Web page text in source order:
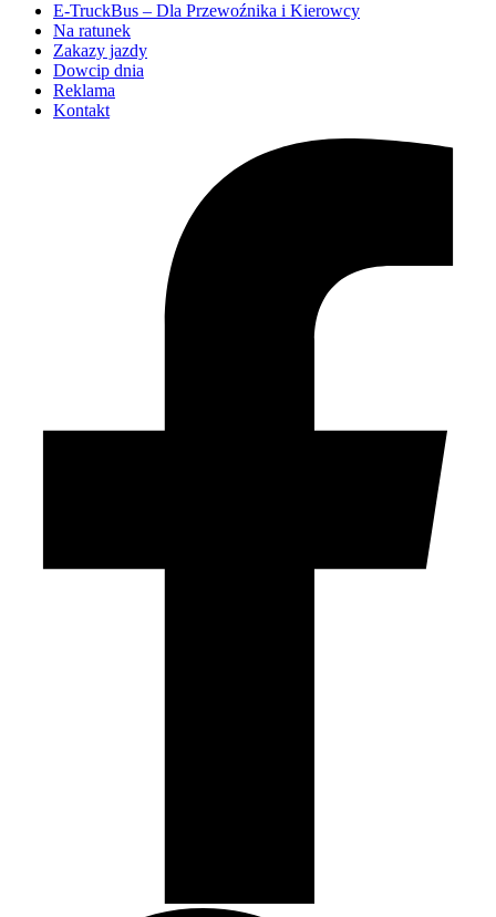
E-TruckBus – Dla Przewoźnika i Kierowcy
Na ratunek
Zakazy jazdy
Dowcip dnia
Reklama
Kontakt